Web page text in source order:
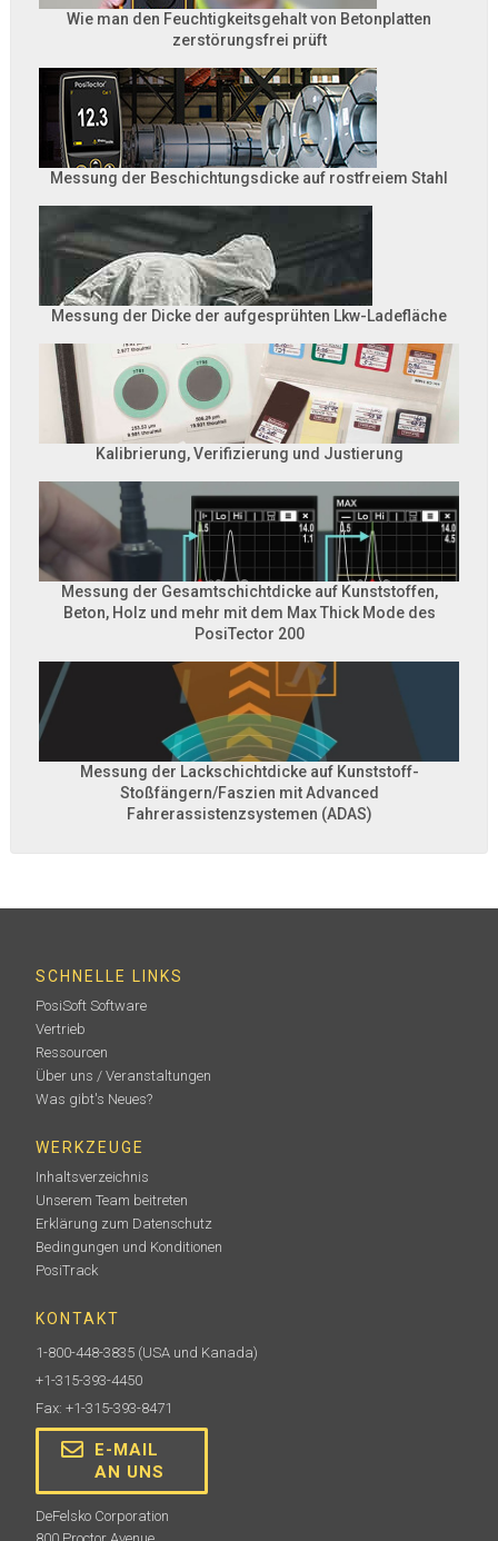
Wie man den Feuchtigkeitsgehalt von Betonplatten
zerstörungsfrei prüft
Messung der Beschichtungsdicke auf rostfreiem Stahl
Messung der Dicke der aufgesprühten Lkw-Ladefläche
Kalibrierung, Verifizierung und Justierung
Messung der Gesamtschichtdicke auf Kunststoffen,
Beton, Holz und mehr mit dem Max Thick Mode des
PosiTector 200
Messung der Lackschichtdicke auf Kunststoff-
Stoßfängern/Faszien mit Advanced
Fahrerassistenzsystemen (ADAS)
SCHNELLE LINKS
PosiSoft Software
Vertrieb
Ressourcen
Über uns / Veranstaltungen
Was gibt's Neues?
WERKZEUGE
Inhaltsverzeichnis
Unserem Team beitreten
Erklärung zum Datenschutz
Bedingungen und Konditionen
PosiTrack
KONTAKT
1-800-448-3835 (USA und Kanada)
+1-315-393-4450
Fax: +1-315-393-8471
E-MAIL
AN UNS
DeFelsko Corporation